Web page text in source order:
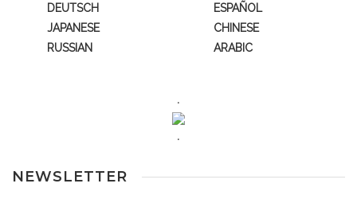
DEUTSCH
ESPAÑOL
JAPANESE
CHINESE
RUSSIAN
ARABIC
.
.
NEWSLETTER